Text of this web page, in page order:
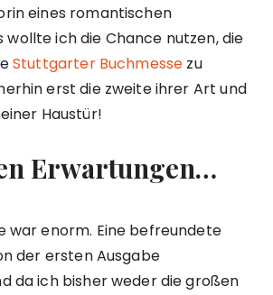
eines romantischen
ich die Chance nutzen, die
Stuttgarter Buchmesse zu
erst die zweite ihrer Art und
Haustür!
Erwartungen…
war enorm. Eine befreundete
der ersten Ausgabe
da ich bisher weder die großen